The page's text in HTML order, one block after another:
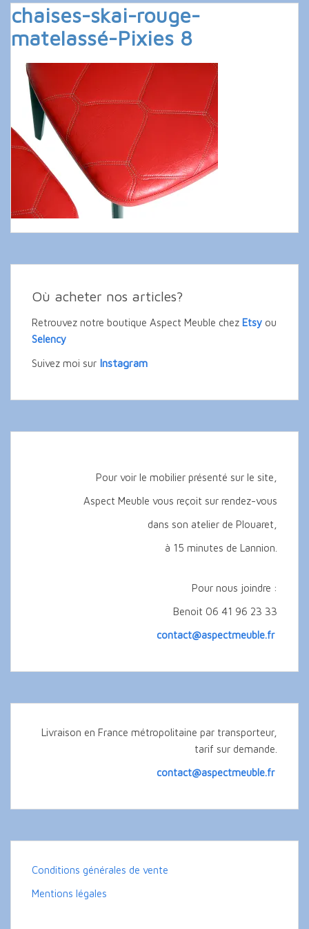
chaises-skai-rouge-
matelassé-Pixies 8
Où acheter nos articles?
Retrouvez notre boutique Aspect Meuble chez Etsy ou
Selency
Suivez moi sur Instagram
Pour voir le mobilier présenté sur le site,
Aspect Meuble vous reçoit sur rendez-vous
dans son atelier de Plouaret,
à 15 minutes de Lannion.
Pour nous joindre :
Benoit 06 41 96 23 33
contact@aspectmeuble.fr
Livraison en France métropolitaine par transporteur,
tarif sur demande.
contact@aspectmeuble.fr
Conditions générales de vente
Mentions légales